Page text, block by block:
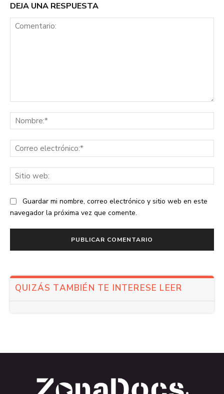
DEJA UNA RESPUESTA
Guardar mi nombre, correo electrónico y sitio web en este
navegador la próxima vez que comente.
QUIZÁS TAMBIÉN TE INTERESE LEER